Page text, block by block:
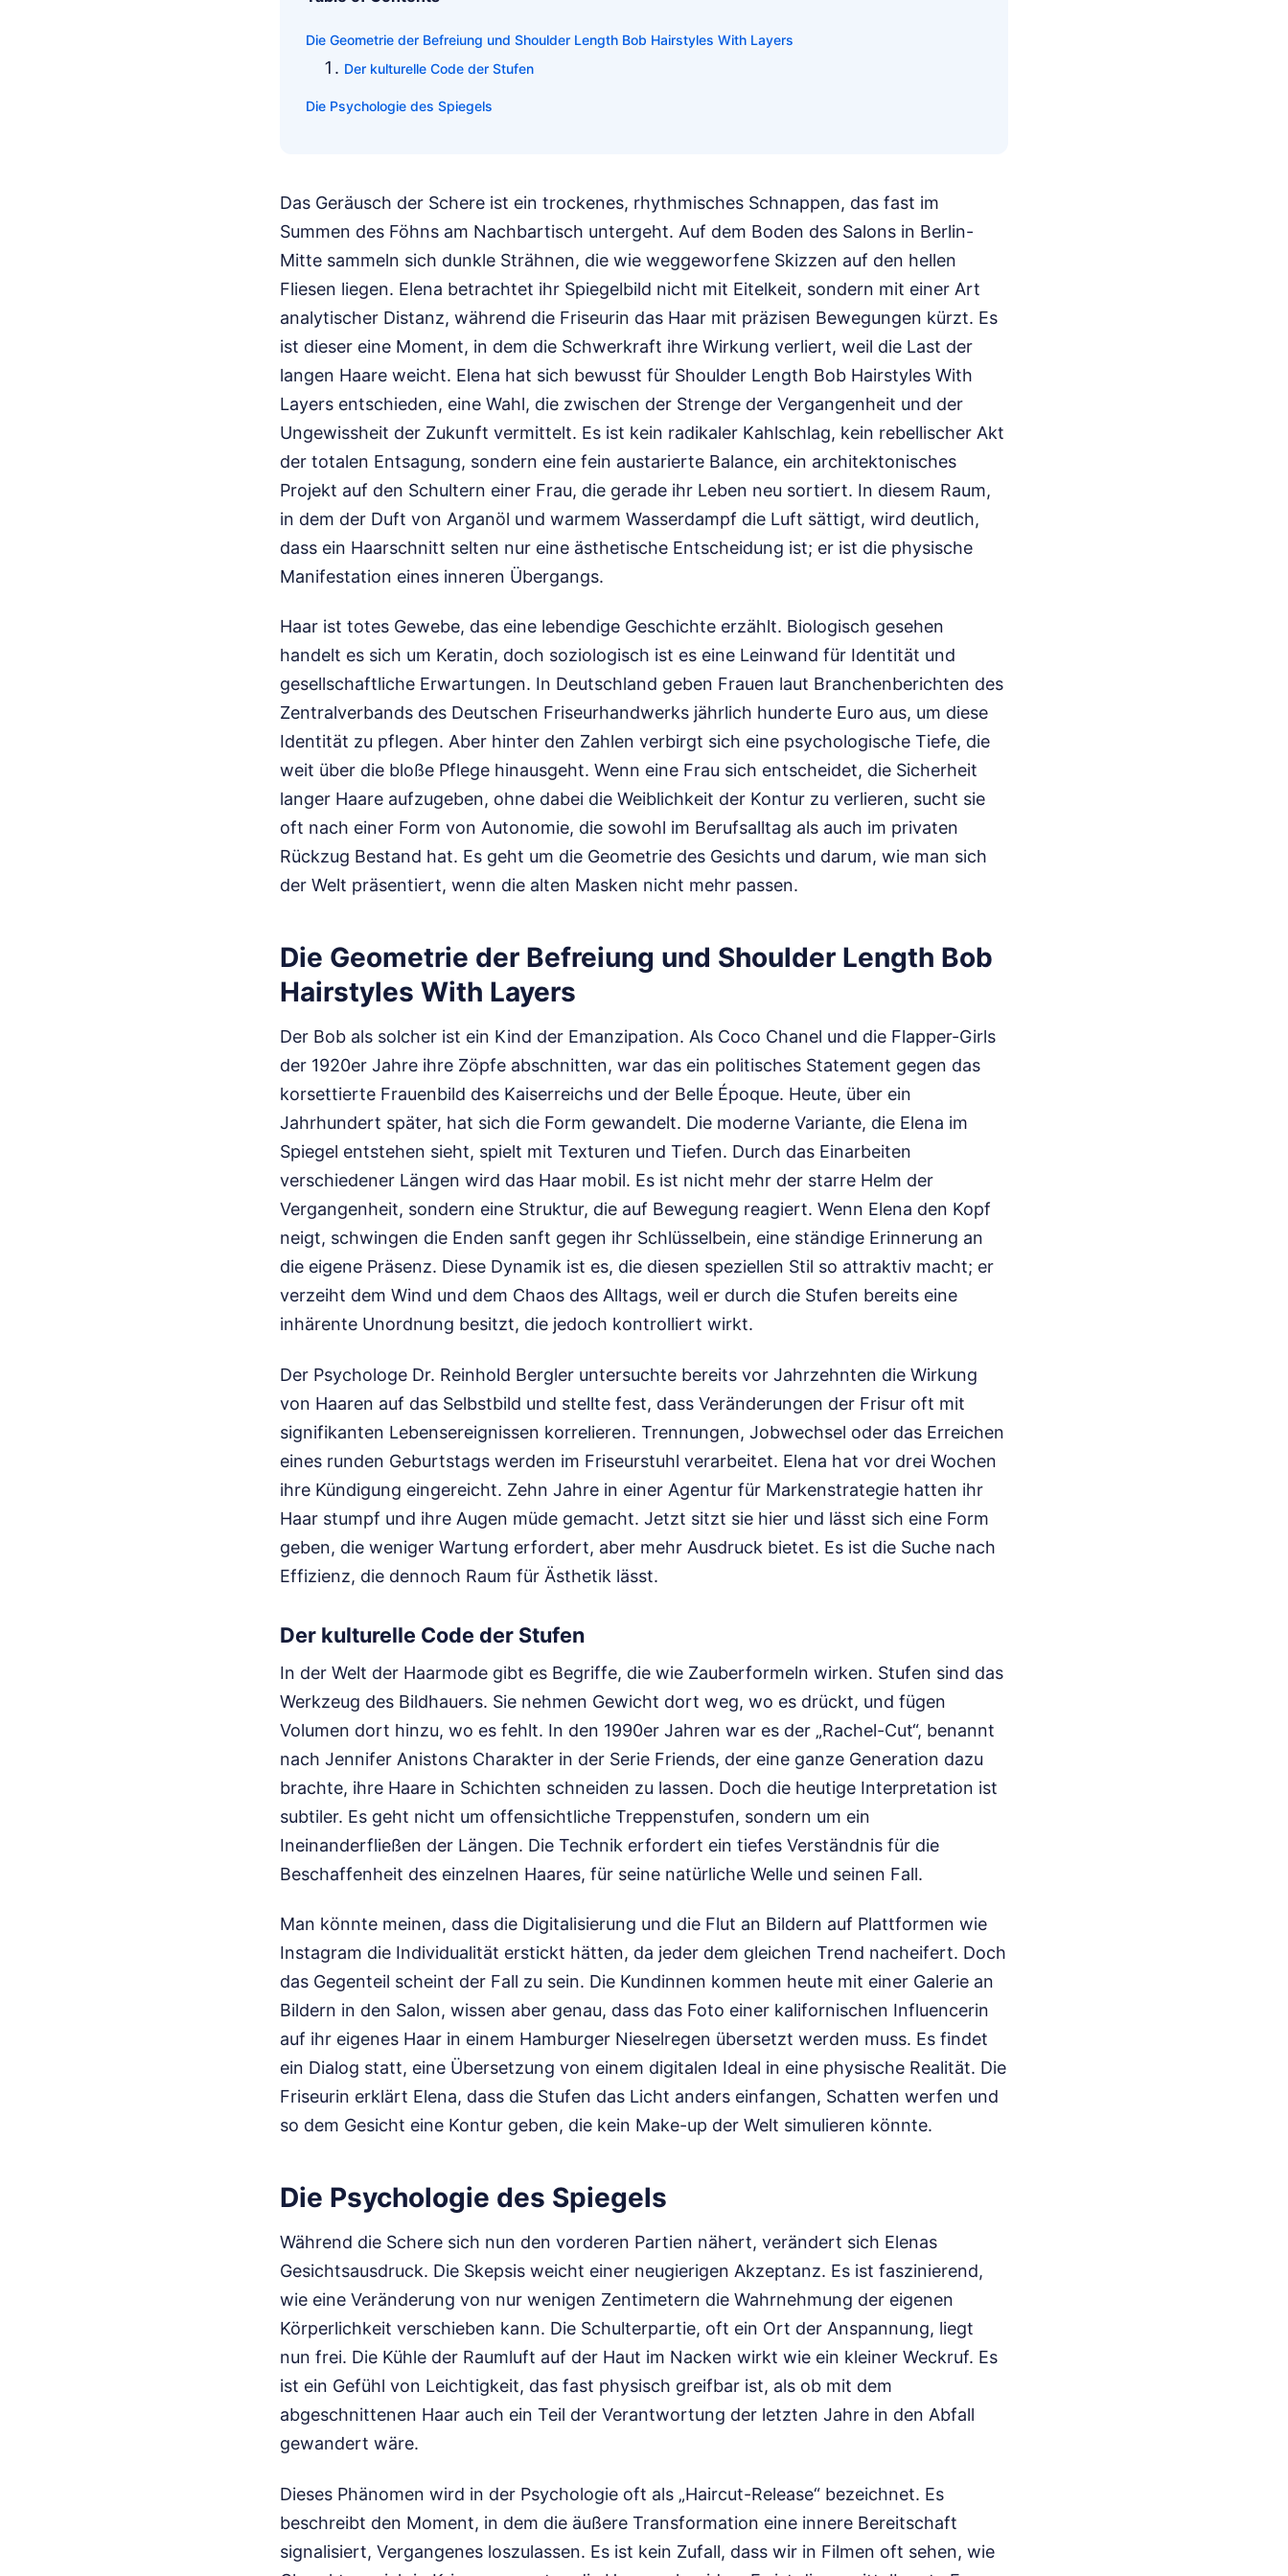
Die Geometrie der Befreiung und Shoulder Length Bob Hairstyles With Layers
Der kulturelle Code der Stufen
Die Psychologie des Spiegels
Das Geräusch der Schere ist ein trockenes, rhythmisches Schnappen, das fast im
Summen des Föhns am Nachbartisch untergeht. Auf dem Boden des Salons in Berlin-
Mitte sammeln sich dunkle Strähnen, die wie weggeworfene Skizzen auf den hellen
Fliesen liegen. Elena betrachtet ihr Spiegelbild nicht mit Eitelkeit, sondern mit einer Art
analytischer Distanz, während die Friseurin das Haar mit präzisen Bewegungen kürzt. Es
ist dieser eine Moment, in dem die Schwerkraft ihre Wirkung verliert, weil die Last der
langen Haare weicht. Elena hat sich bewusst für Shoulder Length Bob Hairstyles With
Layers entschieden, eine Wahl, die zwischen der Strenge der Vergangenheit und der
Ungewissheit der Zukunft vermittelt. Es ist kein radikaler Kahlschlag, kein rebellischer Akt
der totalen Entsagung, sondern eine fein austarierte Balance, ein architektonisches
Projekt auf den Schultern einer Frau, die gerade ihr Leben neu sortiert. In diesem Raum,
in dem der Duft von Arganöl und warmem Wasserdampf die Luft sättigt, wird deutlich,
dass ein Haarschnitt selten nur eine ästhetische Entscheidung ist; er ist die physische
Manifestation eines inneren Übergangs.
Haar ist totes Gewebe, das eine lebendige Geschichte erzählt. Biologisch gesehen
handelt es sich um Keratin, doch soziologisch ist es eine Leinwand für Identität und
gesellschaftliche Erwartungen. In Deutschland geben Frauen laut Branchenberichten des
Zentralverbands des Deutschen Friseurhandwerks jährlich hunderte Euro aus, um diese
Identität zu pflegen. Aber hinter den Zahlen verbirgt sich eine psychologische Tiefe, die
weit über die bloße Pflege hinausgeht. Wenn eine Frau sich entscheidet, die Sicherheit
langer Haare aufzugeben, ohne dabei die Weiblichkeit der Kontur zu verlieren, sucht sie
oft nach einer Form von Autonomie, die sowohl im Berufsalltag als auch im privaten
Rückzug Bestand hat. Es geht um die Geometrie des Gesichts und darum, wie man sich
der Welt präsentiert, wenn die alten Masken nicht mehr passen.
Die Geometrie der Befreiung und Shoulder Length Bob
Hairstyles With Layers
Der Bob als solcher ist ein Kind der Emanzipation. Als Coco Chanel und die Flapper-Girls
der 1920er Jahre ihre Zöpfe abschnitten, war das ein politisches Statement gegen das
korsettierte Frauenbild des Kaiserreichs und der Belle Époque. Heute, über ein
Jahrhundert später, hat sich die Form gewandelt. Die moderne Variante, die Elena im
Spiegel entstehen sieht, spielt mit Texturen und Tiefen. Durch das Einarbeiten
verschiedener Längen wird das Haar mobil. Es ist nicht mehr der starre Helm der
Vergangenheit, sondern eine Struktur, die auf Bewegung reagiert. Wenn Elena den Kopf
neigt, schwingen die Enden sanft gegen ihr Schlüsselbein, eine ständige Erinnerung an
die eigene Präsenz. Diese Dynamik ist es, die diesen speziellen Stil so attraktiv macht; er
verzeiht dem Wind und dem Chaos des Alltags, weil er durch die Stufen bereits eine
inhärente Unordnung besitzt, die jedoch kontrolliert wirkt.
Der Psychologe Dr. Reinhold Bergler untersuchte bereits vor Jahrzehnten die Wirkung
von Haaren auf das Selbstbild und stellte fest, dass Veränderungen der Frisur oft mit
signifikanten Lebensereignissen korrelieren. Trennungen, Jobwechsel oder das Erreichen
eines runden Geburtstags werden im Friseurstuhl verarbeitet. Elena hat vor drei Wochen
ihre Kündigung eingereicht. Zehn Jahre in einer Agentur für Markenstrategie hatten ihr
Haar stumpf und ihre Augen müde gemacht. Jetzt sitzt sie hier und lässt sich eine Form
geben, die weniger Wartung erfordert, aber mehr Ausdruck bietet. Es ist die Suche nach
Effizienz, die dennoch Raum für Ästhetik lässt.
Der kulturelle Code der Stufen
In der Welt der Haarmode gibt es Begriffe, die wie Zauberformeln wirken. Stufen sind das
Werkzeug des Bildhauers. Sie nehmen Gewicht dort weg, wo es drückt, und fügen
Volumen dort hinzu, wo es fehlt. In den 1990er Jahren war es der „Rachel-Cut“, benannt
nach Jennifer Anistons Charakter in der Serie Friends, der eine ganze Generation dazu
brachte, ihre Haare in Schichten schneiden zu lassen. Doch die heutige Interpretation ist
subtiler. Es geht nicht um offensichtliche Treppenstufen, sondern um ein
Ineinanderfließen der Längen. Die Technik erfordert ein tiefes Verständnis für die
Beschaffenheit des einzelnen Haares, für seine natürliche Welle und seinen Fall.
Man könnte meinen, dass die Digitalisierung und die Flut an Bildern auf Plattformen wie
Instagram die Individualität erstickt hätten, da jeder dem gleichen Trend nacheifert. Doch
das Gegenteil scheint der Fall zu sein. Die Kundinnen kommen heute mit einer Galerie an
Bildern in den Salon, wissen aber genau, dass das Foto einer kalifornischen Influencerin
auf ihr eigenes Haar in einem Hamburger Nieselregen übersetzt werden muss. Es findet
ein Dialog statt, eine Übersetzung von einem digitalen Ideal in eine physische Realität. Die
Friseurin erklärt Elena, dass die Stufen das Licht anders einfangen, Schatten werfen und
so dem Gesicht eine Kontur geben, die kein Make-up der Welt simulieren könnte.
Die Psychologie des Spiegels
Während die Schere sich nun den vorderen Partien nähert, verändert sich Elenas
Gesichtsausdruck. Die Skepsis weicht einer neugierigen Akzeptanz. Es ist faszinierend,
wie eine Veränderung von nur wenigen Zentimetern die Wahrnehmung der eigenen
Körperlichkeit verschieben kann. Die Schulterpartie, oft ein Ort der Anspannung, liegt
nun frei. Die Kühle der Raumluft auf der Haut im Nacken wirkt wie ein kleiner Weckruf. Es
ist ein Gefühl von Leichtigkeit, das fast physisch greifbar ist, als ob mit dem
abgeschnittenen Haar auch ein Teil der Verantwortung der letzten Jahre in den Abfall
gewandert wäre.
Dieses Phänomen wird in der Psychologie oft als „Haircut-Release“ bezeichnet. Es
beschreibt den Moment, in dem die äußere Transformation eine innere Bereitschaft
signalisiert, Vergangenes loszulassen. Es ist kein Zufall, dass wir in Filmen oft sehen, wie